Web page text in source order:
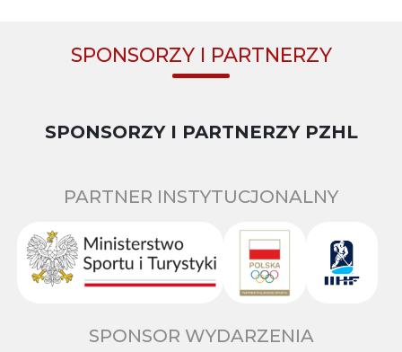
SPONSORZY I PARTNERZY
SPONSORZY I PARTNERZY PZHL
PARTNER INSTYTUCJONALNY
SPONSOR WYDARZENIA